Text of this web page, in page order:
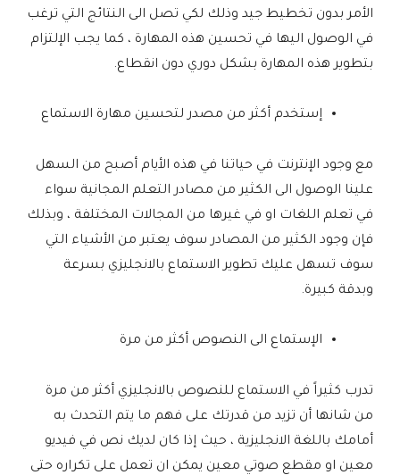
الأمر بدون تخطيط جيد وذلك لكي تصل الى النتائج التي ترغب
في الوصول اليها في تحسين هذه المهارة ، كما يجب الإلتزام
بتطوير هذه المهارة بشكل دوري دون انقطاع.
إستخدم أكثر من مصدر لتحسين مهارة الاستماع
مع وجود الإنترنت في حياتنا في هذه الأيام أصبح من السهل
علينا الوصول الى الكثير من مصادر التعلم المجانية سواء
في تعلم اللغات او في غيرها من المجالات المختلفة ، وبذلك
فإن وجود الكثير من المصادر سوف يعتبر من الأشياء التي
سوف تسهل عليك تطوير الاستماع بالانجليزي بسرعة
وبدقة كبيرة.
الإستماع الى النصوص أكثر من مرة
تدرب كثيراً في الاستماع للنصوص بالانجليزي أكثر من مرة
من شانها أن تزيد من قدرتك على فهم ما يتم التحدث به
أمامك باللغة الانجليزية ، حيث إذا كان لديك نص في فيديو
معين او مقطع صوتي معين يمكن ان تعمل على تكراره حتى